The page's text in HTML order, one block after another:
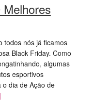
todos nós já ficamos
Black Friday. Como
algumas
esportivos
dia de Ação de